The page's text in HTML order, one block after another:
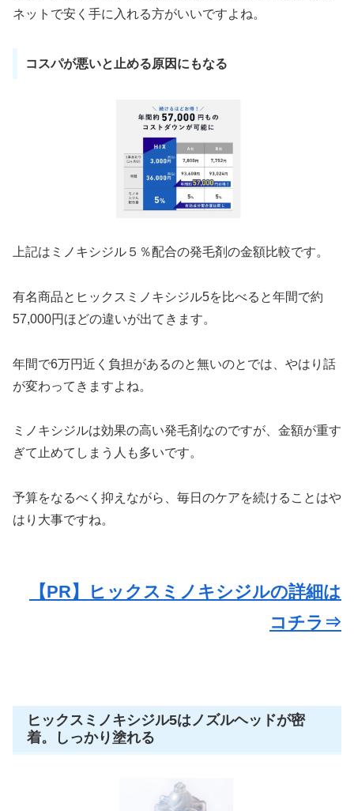
ネットで安く手に入れる方がいいですよね。
コスパが悪いと止める原因にもなる
上記はミノキシジル５％配合の発毛剤の金額比較です。
有名商品とヒックスミノキシジル5を比べると年間で約
57,000円ほどの違いが出てきます。
年間で6万円近く負担があるのと無いのとでは、やはり話
が変わってきますよね。
ミノキシジルは効果の高い発毛剤なのですが、金額が重す
ぎて止めてしまう人も多いです。
予算をなるべく抑えながら、毎日のケアを続けることはや
はり大事ですね。
【PR】ヒックスミノキシジルの詳細は
コチラ⇒
ヒックスミノキシジル5はノズルヘッドが密
着。しっかり塗れる